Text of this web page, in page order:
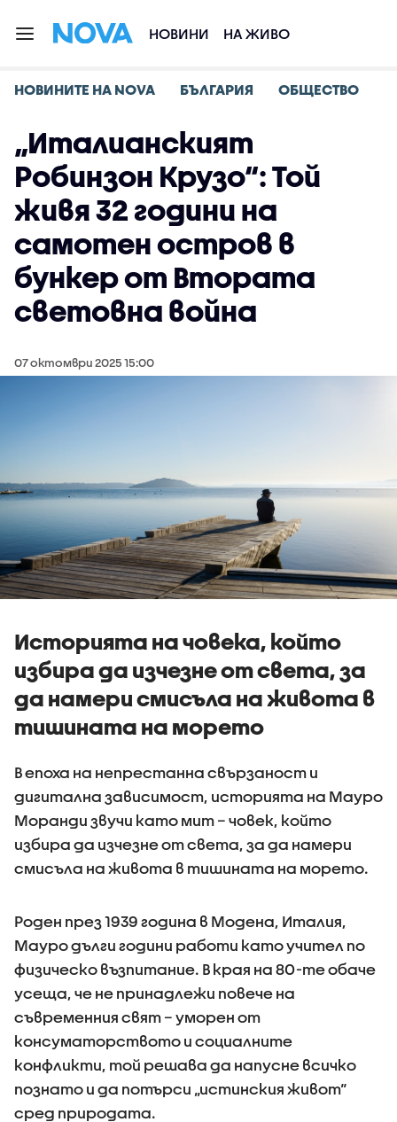
НОВИНИ НА ЖИВО
НОВИНИТЕ НА NOVA БЪЛГАРИЯ ОБЩЕСТВО
„Италианският
Робинзон Крузо“: Той
живя 32 години на
самотен остров в
бункер от Втората
световна война
07 октомври 2025 15:00
Историята на човека, който
избира да изчезне от света, за
да намери смисъла на живота в
тишината на морето
В епоха на непрестанна свързаност и
дигитална зависимост, историята на Мауро
Моранди звучи като мит – човек, който
избира да изчезне от света, за да намери
смисъла на живота в тишината на морето.
Роден през 1939 година в Модена, Италия,
Мауро дълги години работи като учител по
физическо възпитание. В края на 80-те обаче
усеща, че не принадлежи повече на
съвременния свят – уморен от
консуматорството и социалните
конфликти, той решава да напусне всичко
познато и да потърси „истинския живот“
сред природата.